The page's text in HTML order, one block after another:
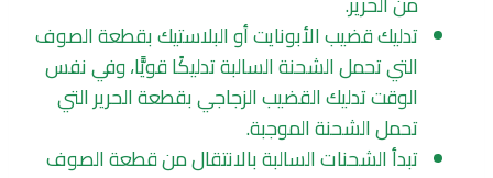
تدليك قضيب الأبونايت أو البلاستيك بقطعة الصوف
التي تحمل الشحنة السالبة تدليكًا قويًّا، وفي نفس
الوقت تدليك القضيب الزجاجي بقطعة الحرير التي
تحمل الشحنة الموجبة.
تبدأ الشحنات السالبة بالانتقال من قطعة الصوف